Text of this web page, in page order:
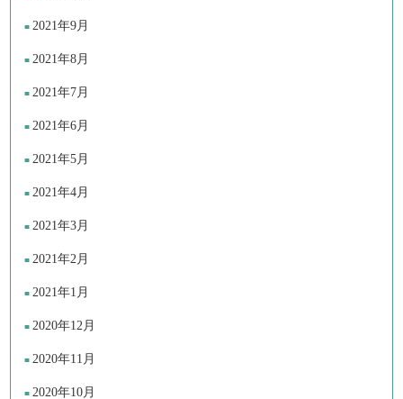
2021年9月
2021年8月
2021年7月
2021年6月
2021年5月
2021年4月
2021年3月
2021年2月
2021年1月
2020年12月
2020年11月
2020年10月